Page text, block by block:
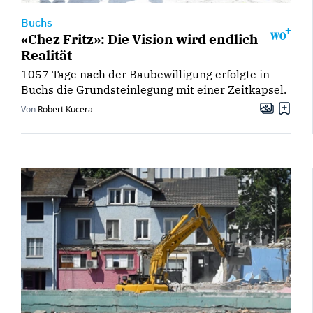
Buchs
«Chez Fritz»: Die Vision wird endlich
Realität
1057 Tage nach der Baubewilligung erfolgte in
Buchs die Grundsteinlegung mit einer Zeitkapsel.
Von Robert Kucera